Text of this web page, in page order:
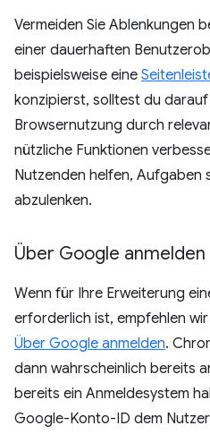
Vermeiden Sie Ablenkungen
einer dauerhaften
beispielsweise eine
konzipierst, solltest du
Browsernutzung durch
nützliche Funktionen
Nutzenden helfen, Aufgaben
abzulenken.
Über Google anmelden
Wenn für Ihre Erweiterung
erforderlich ist, empfehlen
Über Google anmelden.
dann wahrscheinlich bereits
bereits ein Anmeldesystem
Google-Konto-ID dem